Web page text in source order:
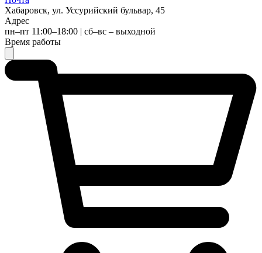
Хабаровск, ул. Уссурийский бульвар, 45
Адрес
пн–пт 11:00–18:00 | сб–вс – выходной
Время работы